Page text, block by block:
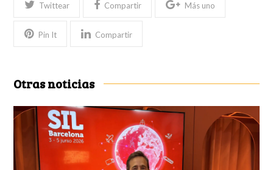
Twittear Compartir Más uno
Pin It Compartir
Otras noticias